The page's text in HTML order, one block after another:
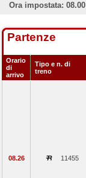
Ora impostata: 08.00
Partenze
Orario
di
arrivo
Tipo e n. di
treno
08.26 11455